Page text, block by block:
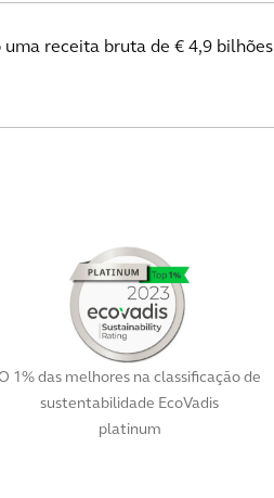
receita bruta de € 4,9 bilhões
1% das melhores na classificação de
sustentabilidade EcoVadis
platinum